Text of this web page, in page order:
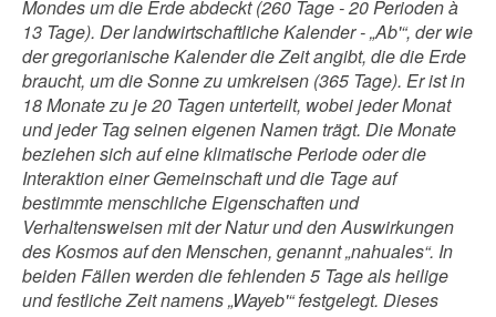
Mondes um die Erde abdeckt (260 Tage - 20 Perioden à
13 Tage). Der landwirtschaftliche Kalender - „Ab'“, der wie
der gregorianische Kalender die Zeit angibt, die die Erde
braucht, um die Sonne zu umkreisen (365 Tage). Er ist in
18 Monate zu je 20 Tagen unterteilt, wobei jeder Monat
und jeder Tag seinen eigenen Namen trägt. Die Monate
beziehen sich auf eine klimatische Periode oder die
Interaktion einer Gemeinschaft und die Tage auf
bestimmte menschliche Eigenschaften und
Verhaltensweisen mit der Natur und den Auswirkungen
des Kosmos auf den Menschen, genannt „nahuales“. In
beiden Fällen werden die fehlenden 5 Tage als heilige
und festliche Zeit namens „Wayeb'“ festgelegt. Dieses